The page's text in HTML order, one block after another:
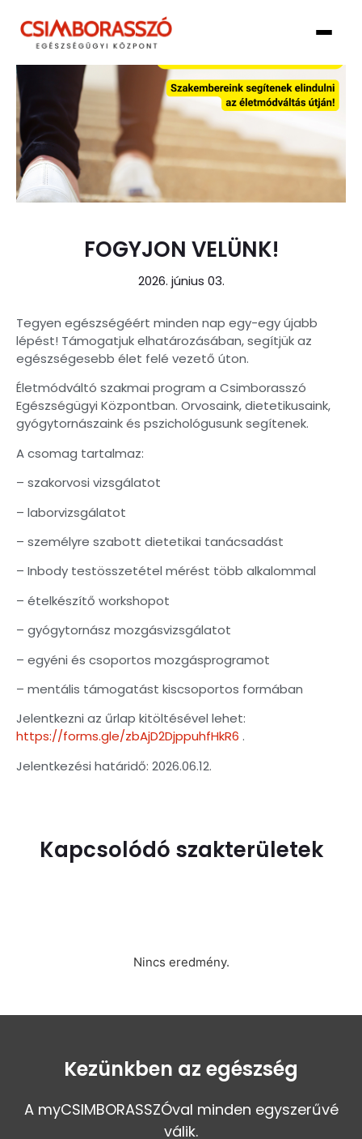
FOGYJON VELÜNK!
2026. június 03.
Tegyen egészségéért minden nap egy-egy újabb
lépést! Támogatjuk elhatározásában, segítjük az
egészségesebb élet felé vezető úton.
Életmódváltó szakmai program a Csimborasszó
Egészségügyi Központban. Orvosaink, dietetikusaink,
gyógytornászaink és pszichológusunk segítenek.
A csomag tartalmaz:
– szakorvosi vizsgálatot
– laborvizsgálatot
– személyre szabott dietetikai tanácsadást
– Inbody testösszetétel mérést több alkalommal
– ételkészítő workshopot
– gyógytornász mozgásvizsgálatot
– egyéni és csoportos mozgásprogramot
– mentális támogatást kiscsoportos formában
Jelentkezni az űrlap kitöltésével lehet:
https://forms.gle/zbAjD2DjppuhfHkR6 .
Jelentkezési határidő: 2026.06.12.
Kapcsolódó szakterületek
Nincs eredmény.
Kezünkben az egészség
A myCSIMBORASSZÓval minden egyszerűvé
válik.